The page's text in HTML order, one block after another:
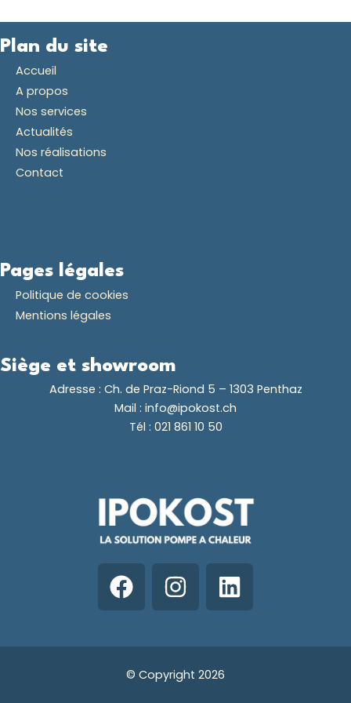
Plan du site
Accueil
A propos
Nos services
Actualités
Nos réalisations
Contact
Pages légales
Politique de cookies
Mentions légales
Siège et showroom
Adresse : Ch. de Praz-Riond 5 – 1303 Penthaz
Mail : info@ipokost.ch
Tél : 021 861 10 50
F
a
c
e
b
I
n
s
t
a
g
L
i
n
k
© Copyright 2026